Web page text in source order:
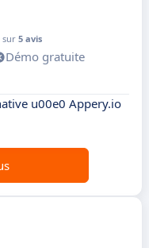
sur 5 avis
Démo gratuite
u00e0 Appery.io